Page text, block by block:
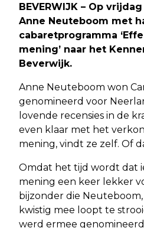
BEVERWIJK – Op
Anne Neuteboom met
cabaretprogramma
mening’ naar het
Beverwijk.
Anne Neuteboom won
genomineerd voor
lovende recensies in de
even klaar met het
mening, vindt ze zelf. Of
Omdat het tijd wordt dat
mening een keer lekker
bijzonder die Neuteboom,
kwistig mee loopt te
werd ermee